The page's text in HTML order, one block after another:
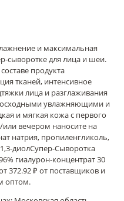
и максимальная
сыворотке для лица и шеи.
продукта
тканей, интенсивное
лица и разглаживания
увлажняющими и
и мягкая кожа с первого
вечером наносите на
натрия, пропиленгликоль,
диолСупер-Сыворотка
гиалурон-концентрат 30
372.92 ₽ от поставщиков и
оптом.